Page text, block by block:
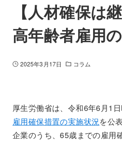
【人材確保は
高年齢者雇用
2025年3月17日 コラム
厚生労働省は、令和6年6月1
雇用確保措置の実施状況を公
企業のうち、65歳までの雇用